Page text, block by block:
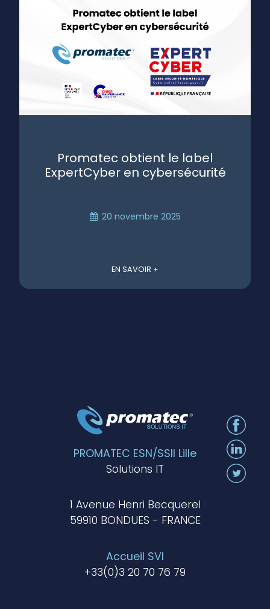
Promatec obtient le label
ExpertCyber en cybersécurité
20 novembre 2025
EN SAVOIR +
PROMATEC ESN/SSII Lille
Solutions IT
1 Avenue Henri Becquerel
59910 BONDUES - FRANCE
Accueil SVI
+33(0)3 20 70 76 79